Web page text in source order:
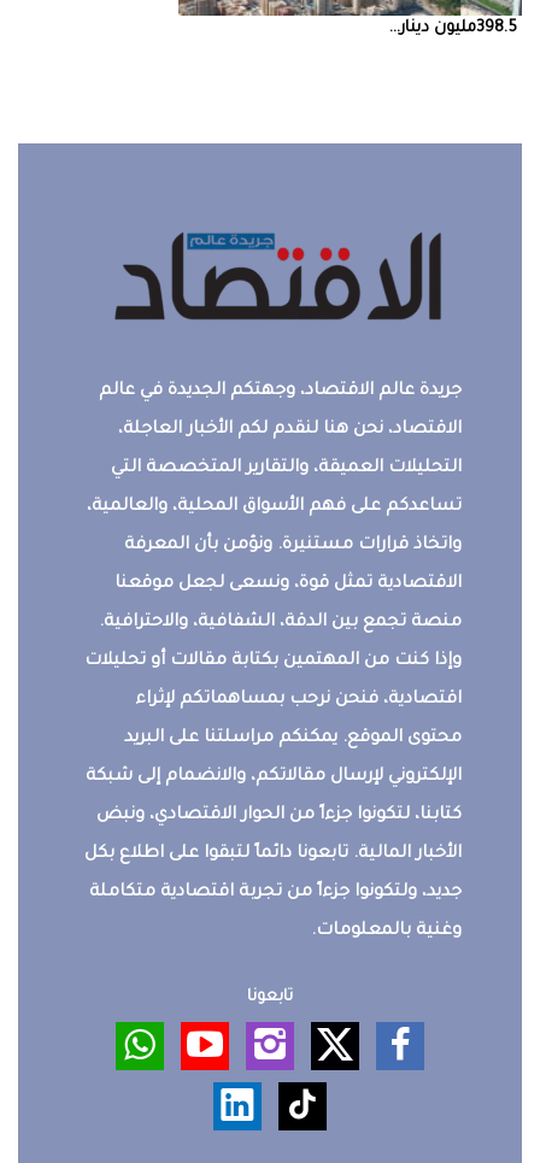
398.5‭ ‬مليون‭ ‬دينار‭ ...
جريدة عالم الاقتصاد، وجهتكم الجديدة في عالم
الاقتصاد، نحن هنا لنقدم لكم الأخبار العاجلة،
التحليلات العميقة، والتقارير المتخصصة التي
تساعدكم على فهم الأسواق المحلية، والعالمية،
واتخاذ قرارات مستنيرة. ونؤمن بأن المعرفة
الاقتصادية تمثل قوة، ونسعى لجعل موقعنا
منصة تجمع بين الدقة، الشفافية، والاحترافية.
وإذا كنت من المهتمين بكتابة مقالات أو تحليلات
اقتصادية، فنحن نرحب بمساهماتكم لإثراء
محتوى الموقع. يمكنكم مراسلتنا على البريد
الإلكتروني لإرسال مقالاتكم، والانضمام إلى شبكة
كتابنا، لتكونوا جزءاً من الحوار الاقتصادي، ونبض
الأخبار المالية. تابعونا دائماً لتبقوا على اطلاع بكل
جديد، ولتكونوا جزءاً من تجربة اقتصادية متكاملة
وغنية بالمعلومات.
تابعونا